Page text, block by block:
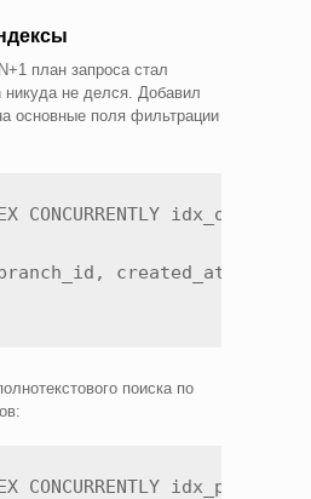
план запроса стал
не делся. Добавил
основные поля фильтрации
CONCURRENTLY
created_at DESC);
поиска по
CONCURRENTLY